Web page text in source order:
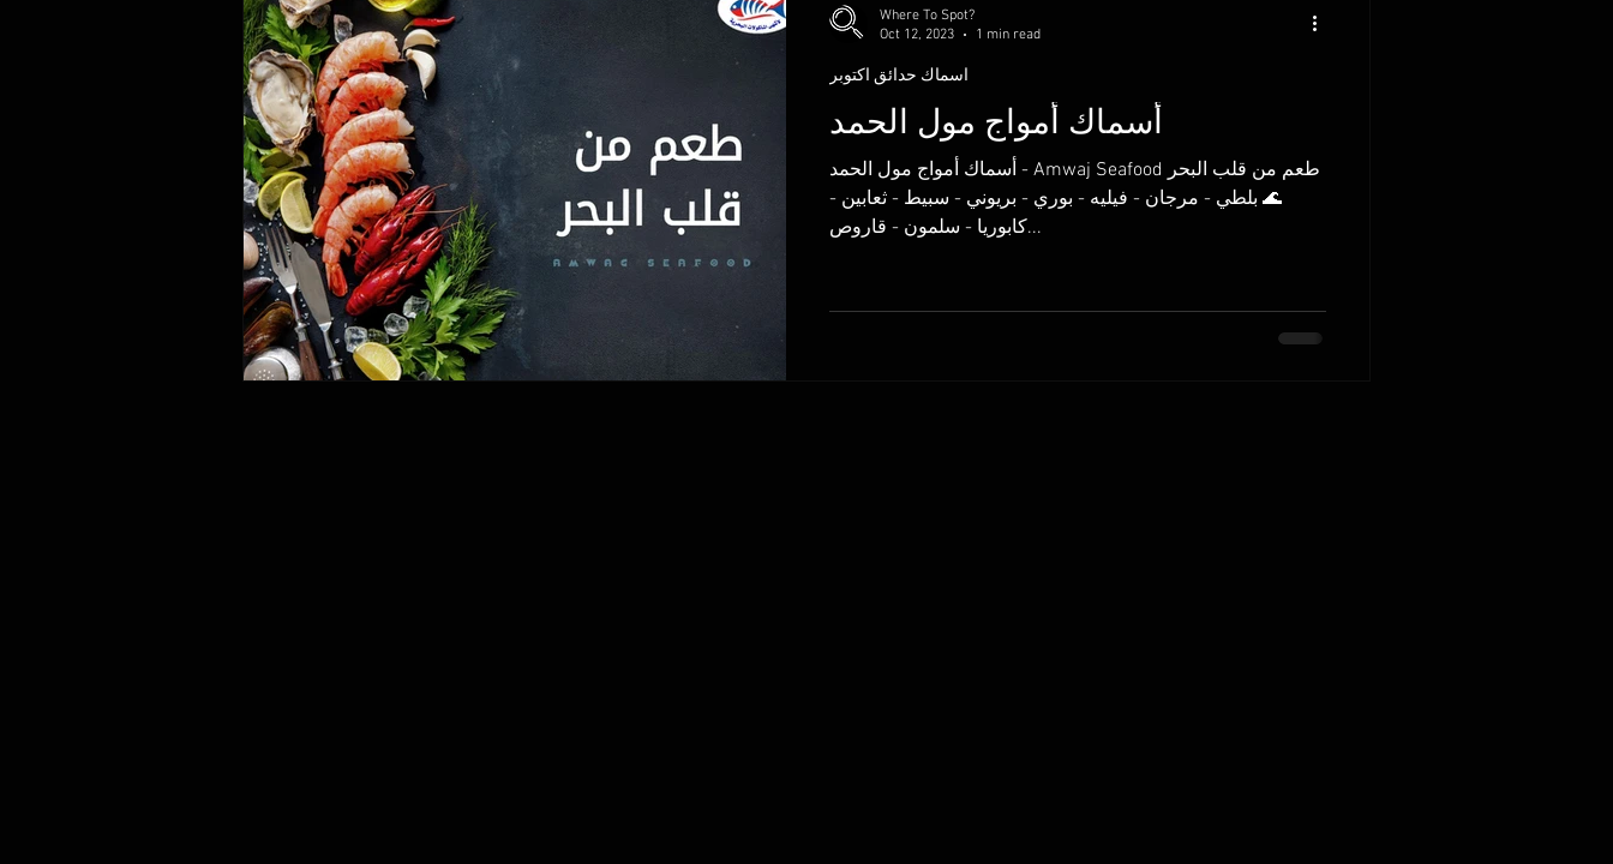
أسماك أمواج مول الحمد
أسماك أمواج مول الحمد - Amwaj Seafood طعم من قلب البحر
🌊 بلطي - مرجان - فيليه - بوري - بريوني - سبيط - ثعابين -
كابوريا - سلمون - قاروص...
اسماك حدائق اكتوبر
Where To Spot?
Oct 12, 2023
1 min read